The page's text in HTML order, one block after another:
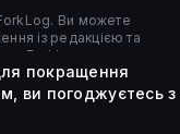
Ви можете
із редакцією та
на ForkLog.
покращення
ви погоджуєтесь з